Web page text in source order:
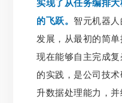
实现了从任务编排
的飞跃。 智元机器
发展，从最初的简
现在能够自主完成
的实践，是公司技
升数据处理能力，